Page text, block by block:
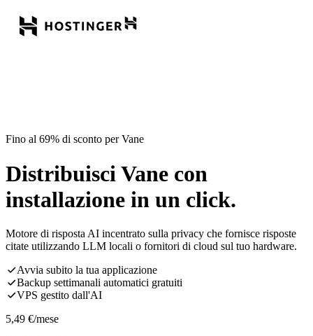
Fino al 69% di sconto per Vane
Distribuisci Vane con
installazione in un click.
Motore di risposta AI incentrato sulla privacy che fornisce risposte
citate utilizzando LLM locali o fornitori di cloud sul tuo hardware.
Avvia subito la tua applicazione
Backup settimanali automatici gratuiti
VPS gestito dall'AI
5,49 €/mese